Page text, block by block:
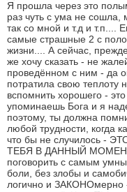
Я прошла через это
раз чуть с ума не сошла,
так со мной и т.д и т.п....
самые страшные 2 с
жизни.... А сейчас,
же хочу сказать - не
проведённом с ним - да
потратила свою теплоту
вспомнить хорошего -
упоминаешь Бога и я
поэтому, ты должна
любой трудности, когда
что бы не случилось -
ТЕБЯ В ДАННЫЙ
поговорить с самым
боли, без злобы и
логично и ЗАКОНОмерно